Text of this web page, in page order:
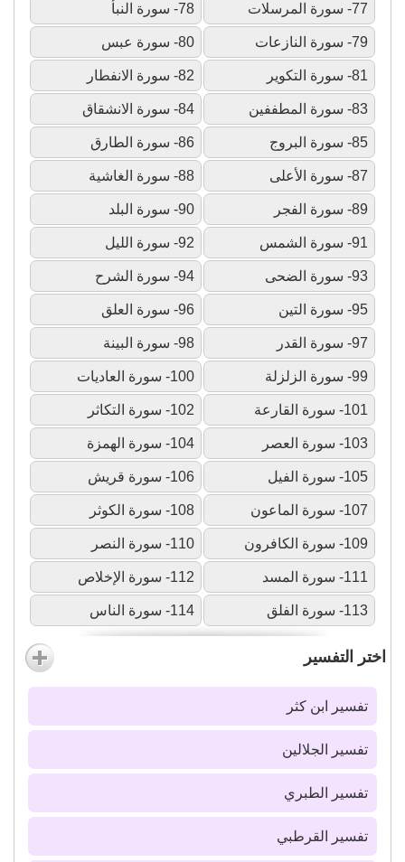
77- سورة المرسلات 78- سورة النبأ
79- سورة النازعات 80- سورة عبس
81- سورة التكوير 82- سورة الانفطار
83- سورة المطففين 84- سورة الانشقاق
85- سورة البروج 86- سورة الطارق
87- سورة الأعلى 88- سورة الغاشية
89- سورة الفجر 90- سورة البلد
91- سورة الشمس 92- سورة الليل
93- سورة الضحى 94- سورة الشرح
95- سورة التين 96- سورة العلق
97- سورة القدر 98- سورة البينة
99- سورة الزلزلة 100- سورة العاديات
101- سورة القارعة 102- سورة التكاثر
103- سورة العصر 104- سورة الهمزة
105- سورة الفيل 106- سورة قريش
107- سورة الماعون 108- سورة الكوثر
109- سورة الكافرون 110- سورة النصر
111- سورة المسد 112- سورة الإخلاص
113- سورة الفلق 114- سورة الناس
اختر التفسير
تفسير ابن كثر
تفسير الجلالين
تفسير الطبري
تفسير القرطبي